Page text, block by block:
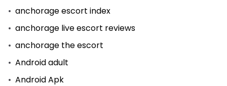
anchorage escort index
anchorage live escort reviews
anchorage the escort
Android adult
Android Apk